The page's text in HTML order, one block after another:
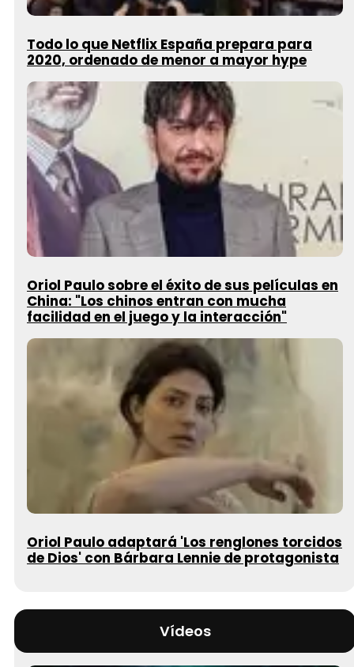
Todo lo que Netflix España prepara para
2020, ordenado de menor a mayor hype
Oriol Paulo sobre el éxito de sus películas en
China: "Los chinos entran con mucha
facilidad en el juego y la interacción"
Oriol Paulo adaptará 'Los renglones torcidos
de Dios' con Bárbara Lennie de protagonista
Vídeos